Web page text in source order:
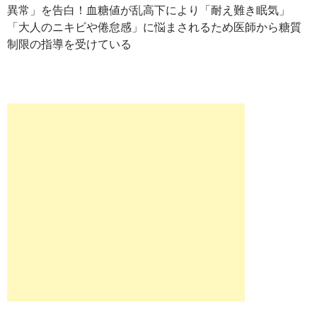
異常」を告白！血糖値が乱高下により「耐え難き眠気」
「大人のニキビや倦怠感」に悩まされるため医師から糖質
制限の指導を受けている